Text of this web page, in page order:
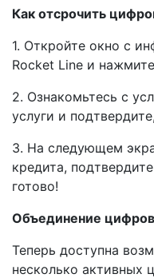
Как отсрочить
1. Откройте окно с
Rocket Line и
2. Ознакомьтесь с
услуги и
3. На следующем
кредита,
готово!
Объединение
Теперь доступна
несколько активных